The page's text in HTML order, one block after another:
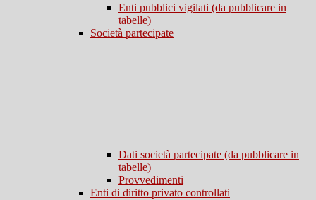
Enti pubblici vigilati (da pubblicare in
tabelle)
Società partecipate
Dati società partecipate (da pubblicare in
tabelle)
Provvedimenti
Enti di diritto privato controllati